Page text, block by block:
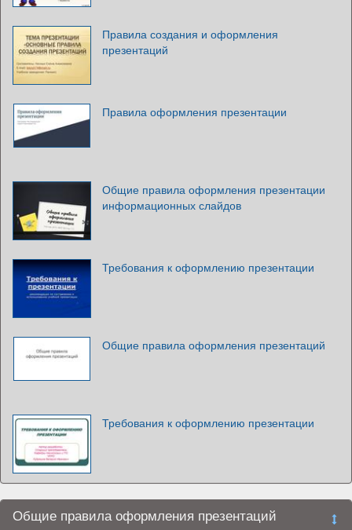
Правила создания и оформления
презентаций
Правила оформления презентации
Общие правила оформления презентации
информационных слайдов
Требования к оформлению презентации
Общие правила оформления презентаций
Требования к оформлению презентации
Общие правила оформления презентаций